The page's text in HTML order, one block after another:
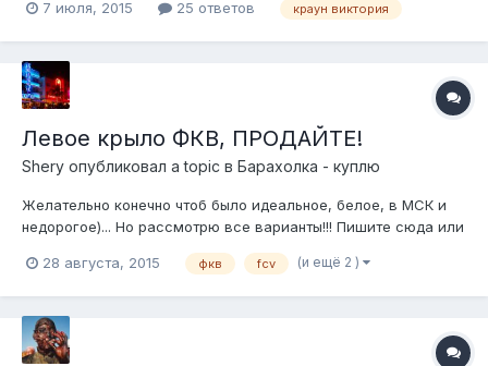
желательно Китом, мелочь можно почтой. 1 Двери голые по
договоримся 3 Колпачки...
7 июля, 2015 25 ответов краун виктория
Левое крыло ФКВ, ПРОДАЙТЕ!
Shery опубликовал a topic в Барахолка - куплю
Желательно конечно чтоб было идеальное, белое, в МСК и
недорогое)... Но рассмотрю все варианты!!! Пишите сюда или
28 августа, 2015
фкв fcv (и ещё 2 )